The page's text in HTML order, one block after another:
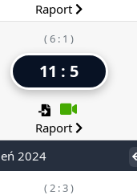
Raport
( 6 : 1 )
11 : 5
Raport
2024
( 2 : 3 )